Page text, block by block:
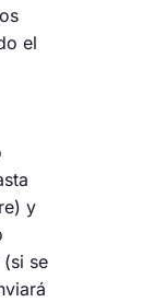
el
y
(si se